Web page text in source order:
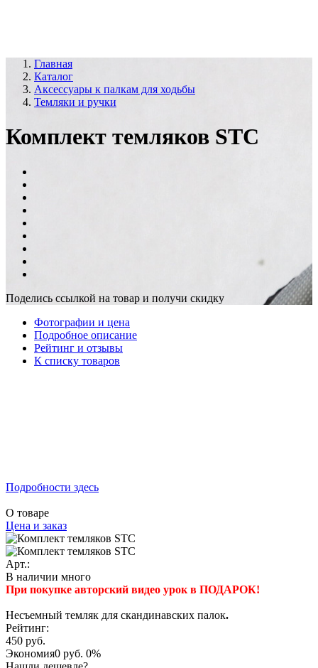
Главная
Каталог
Аксессуары к палкам для ходьбы
Темляки и ручки
Комплект темляков STC
Поделись ссылкой на товар и получи скидку
Фотографии и цена
Подробное описание
Рейтинг и отзывы
К списку товаров
Подробности здесь
О товаре
Цена и заказ
Арт.:
В наличии много
При покупке авторский видео урок в ПОДАРОК!
Несъемный темляк для скандинавских палок.
Рейтинг:
450 руб.
Экономия0 руб. 0%